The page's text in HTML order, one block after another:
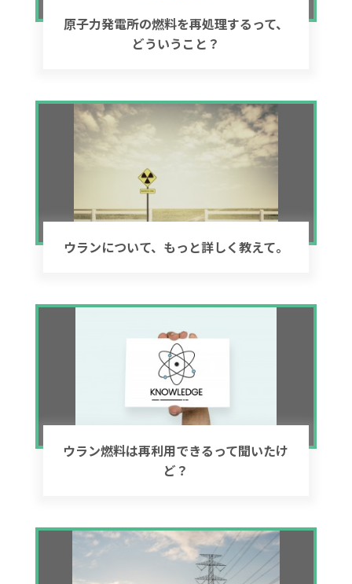
原子力発電所の燃料を再処理するって、
どういうこと？
ウランについて、もっと詳しく教えて。
ウラン燃料は再利用できるって聞いたけ
ど？